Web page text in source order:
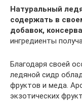
Натуральный
содержать в
добавок,
ингредиенты
Благодаря своей
ледяной сидр
фруктов и меда.
экзотических